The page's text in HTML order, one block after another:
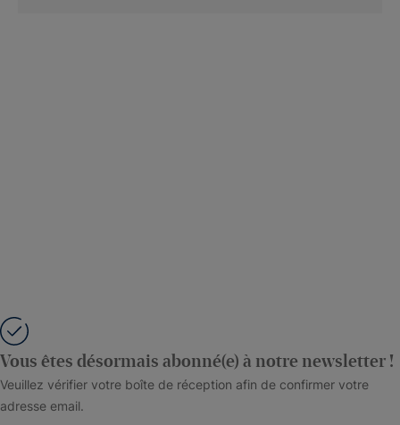
Vous êtes désormais abonné(e) à notre newsletter !
Veuillez vérifier votre boîte de réception afin de confirmer votre
adresse email.